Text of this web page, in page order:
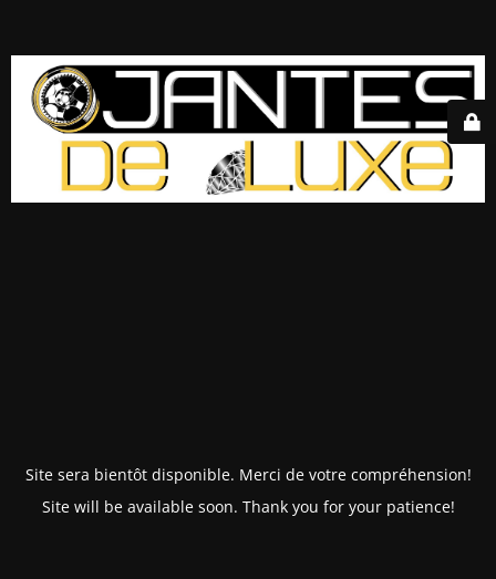
Site sera bientôt disponible. Merci de votre compréhension!
Site will be available soon. Thank you for your patience!